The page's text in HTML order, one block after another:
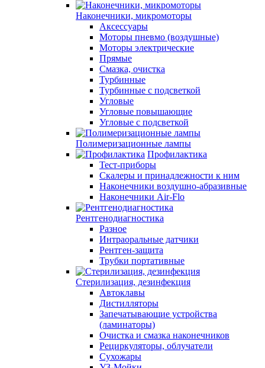
Наконечники, микромоторы
Аксессуары
Моторы пневмо (воздушные)
Моторы электрические
Прямые
Смазка, очистка
Турбинные
Турбинные с подсветкой
Угловые
Угловые повышающие
Угловые с подсветкой
Полимеризационные лампы
Профилактика
Тест-приборы
Скалеры и принадлежности к ним
Наконечники воздушно-абразивные
Наконечники Air-Flo
Рентгенодиагностика
Разное
Интраоральные датчики
Рентген-защита
Трубки портативные
Стерилизация, дезинфекция
Автоклавы
Дистилляторы
Запечатывающие устройства
(ламинаторы)
Очистка и смазка наконечников
Рециркуляторы, облучатели
Сухожары